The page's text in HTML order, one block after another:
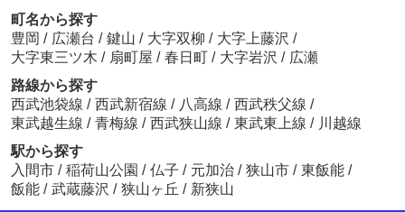
町名から探す
豊岡 / 広瀬台 / 鍵山 / 大字双柳 / 大字上藤沢 /
大字東三ツ木 / 扇町屋 / 春日町 / 大字岩沢 / 広瀬
路線から探す
西武池袋線 / 西武新宿線 / 八高線 / 西武秩父線 /
東武越生線 / 青梅線 / 西武狭山線 / 東武東上線 / 川越線
駅から探す
入間市 / 稲荷山公園 / 仏子 / 元加治 / 狭山市 / 東飯能 /
飯能 / 武蔵藤沢 / 狭山ヶ丘 / 新狭山